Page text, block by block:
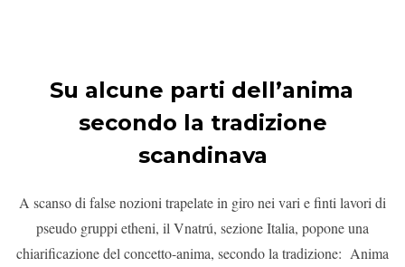
Su alcune parti dell’anima
secondo la tradizione
scandinava
A scanso di false nozioni trapelate in giro nei vari e finti lavori di
pseudo gruppi etheni, il Vnatrú, sezione Italia, popone una
chiarificazione del concetto-anima, secondo la tradizione: Anima